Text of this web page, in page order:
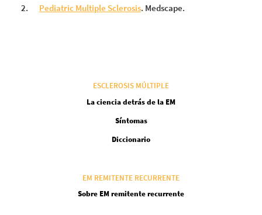
Pediatric Multiple Sclerosis. Medscape.
ESCLEROSIS MÚLTIPLE
La ciencia detrás de la EM
Síntomas
Diccionario
EM REMITENTE RECURRENTE
Sobre EM remitente recurrente